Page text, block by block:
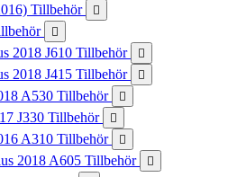
Tillbehör 

2018 J610 Tillbehör 
2018 J415 Tillbehör 
A530 Tillbehör 
J330 Tillbehör 
A310 Tillbehör 
2018 A605 Tillbehör 